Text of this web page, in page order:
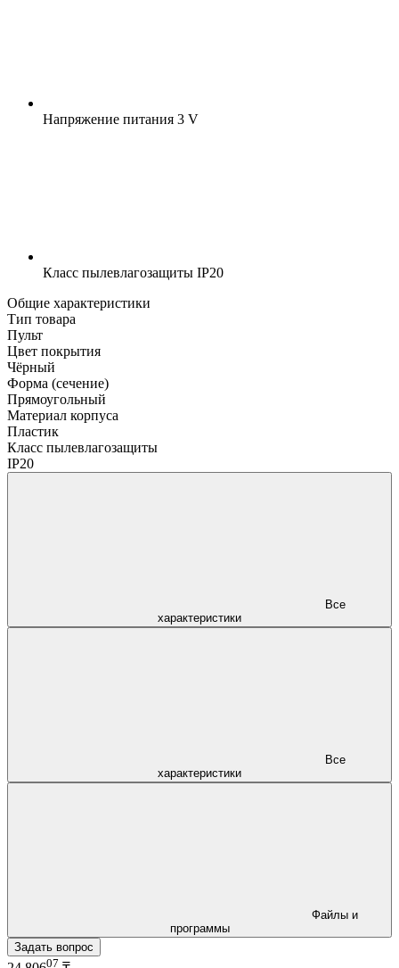
Напряжение питания 3 V
Класс пылевлагозащиты IP20
Общие характеристики
Тип товара
Пульт
Цвет покрытия
Чёрный
Форма (сечение)
Прямоугольный
Материал корпуса
Пластик
Класс пылевлагозащиты
IP20
характеристики
характеристики
программы
Задать вопрос
07